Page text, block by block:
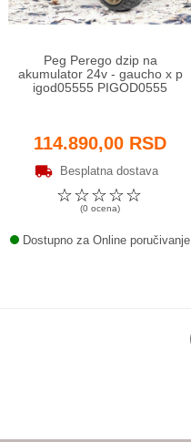
Peg Perego dzip na
akumulator 24v - gaucho x p
igod05555 PIGOD0555
114.890,00 RSD
Besplatna dostava
☆
☆
☆
☆
☆
(0 ocena)
Dostupno za Online poručivanje